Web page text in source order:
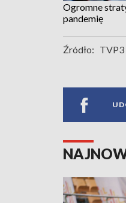
Ogromne
pandemię
Źródło: